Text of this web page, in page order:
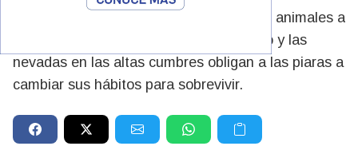
Un vecino registró el rastro fresco de los animales a
metros de la avenida Bustillo. El invierno y las
nevadas en las altas cumbres obligan a las piaras a
cambiar sus hábitos para sobrevivir.